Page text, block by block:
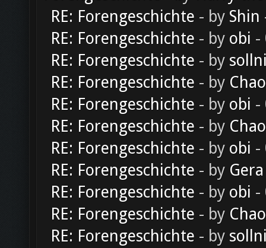
RE: Forengeschichte - by Shin
RE: Forengeschichte - by obi -
RE: Forengeschichte - by
RE: Forengeschichte - by
RE: Forengeschichte - by obi -
RE: Forengeschichte - by
RE: Forengeschichte - by obi -
RE: Forengeschichte - by Gera
RE: Forengeschichte - by obi -
RE: Forengeschichte - by
RE: Forengeschichte - by